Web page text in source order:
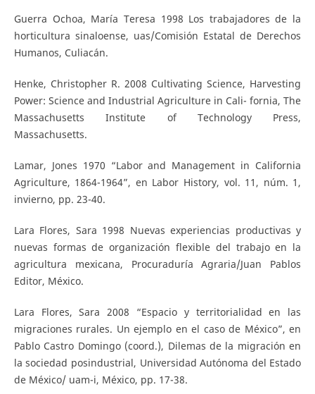
Guerra Ochoa, María Teresa 1998 Los trabajadores de la
horticultura sinaloense, uas/Comisión Estatal de Derechos
Humanos, Culiacán.
Henke, Christopher R. 2008 Cultivating Science, Harvesting
Power: Science and Industrial Agriculture in Cali- fornia, The
Massachusetts Institute of Technology Press,
Massachusetts.
Lamar, Jones 1970 “Labor and Management in California
Agriculture, 1864-1964”, en Labor History, vol. 11, núm. 1,
invierno, pp. 23-40.
Lara Flores, Sara 1998 Nuevas experiencias productivas y
nuevas formas de organización flexible del trabajo en la
agricultura mexicana, Procuraduría Agraria/Juan Pablos
Editor, México.
Lara Flores, Sara 2008 “Espacio y territorialidad en las
migraciones rurales. Un ejemplo en el caso de México”, en
Pablo Castro Domingo (coord.), Dilemas de la migración en
la sociedad posindustrial, Universidad Autónoma del Estado
de México/ uam-i, México, pp. 17-38.